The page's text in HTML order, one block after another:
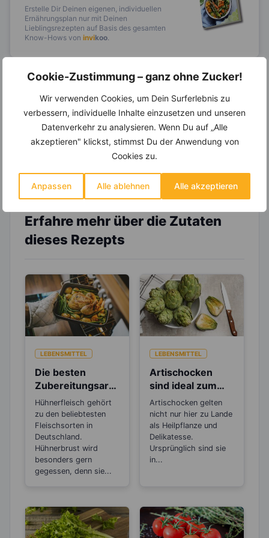
Cookie-Zustimmung – ganz ohne Zucker!
Wir verwenden Cookies, um Dein Surferlebnis zu
verbessern, individuelle Inhalte einzusetzen und unseren
Datenverkehr zu analysieren. Wenn Du auf „Alle
akzeptieren" klickst, stimmst Du der Anwendung von
Cookies zu.
Anpassen Alle ablehnen Alle akzeptieren
Erstelle Dir Deinen eigenen, individuellen
Ernährungsplan nur mit Deinen
Lieblingsrezepten auf Basis des gesamten
Know-Hows von invikoo
14.000 Rezepte, autom.
Wochenplaner, dynamische
Einkaufsliste und noch mehr?
Entdecke dieinvi koo-Mitgliedschaft und erhalte
um Deine Ernährung optimal zu gestalten.
Erfahre mehr über die Zutaten
dieses Rezepts
LEBENSMITTEL
Die besten
Zubereitungsarte
n für
Hühnerfleisch
Hühnerfleisch gehört
zu den beliebtesten
Fleischsorten in
Deutschland.
Hühnerbrust wird
besonders gern
gegessen, denn sie...
LEBENSMITTEL
Artischocken
sind ideal zum
Abnehmen und
Entgiften
Artischocken gelten
nicht nur hier zu Lande
als Heilpflanze und
Delikatesse.
Ursprünglich sind sie
in...